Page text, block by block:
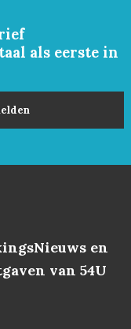
als eerste in
en
van 54U